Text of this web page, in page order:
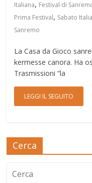
Italiana, Festival di
Prima Festival, Sabato
Sanremo
La Casa da Gioco
kermesse canora. Ha
Trasmissioni “la
LEGGI IL SEGUITO
Cerca